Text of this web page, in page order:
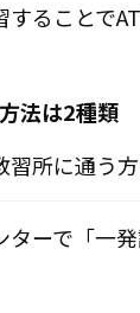
することで
法は2種類
習所に通う
ターで「一